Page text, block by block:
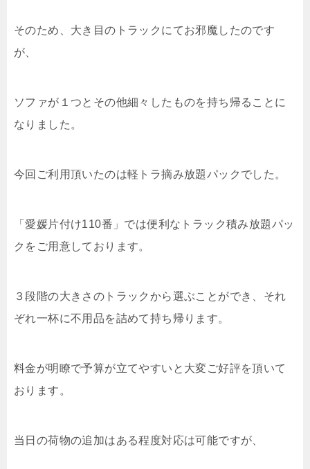
そのため、大き目のトラックにてお邪魔したのです
が、
ソファが１つとその他細々したものを持ち帰ることに
なりました。
今回ご利用頂いたのは軽トラ摘み放題パックでした。
「愛媛片付け110番」では便利なトラック積み放題パッ
クをご用意しております。
３段階の大きさのトラックから選ぶことができ、それ
ぞれ一杯に不用品を詰めて持ち帰ります。
料金が明瞭で予算が立てやすいと大変ご好評を頂いて
おります。
当日の荷物の追加はある程度対応は可能ですが、